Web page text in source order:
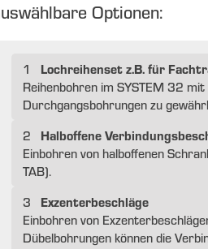
Optionen:
1 Lochreihenset z.B. für
Reihenbohren im SYSTEM 32
Durchgangsbohrungen zu
2
Halboffene
Einbohren von halboffenen
TAB).
3
Exzenterbeschläge
Einbohren von
Dübelbohrungen können die